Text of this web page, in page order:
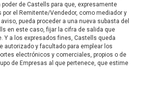
de Castells para que, expresamente
el Remitente/Vendedor, como mediador y
pueda proceder a una nueva subasta del
en este caso, fijar la cifra de salida que
Y a los expresados fines, Castells queda
autorizado y facultado para emplear los
electrónicos y comerciales, propios o de
de Empresas al que pertenece, que estime